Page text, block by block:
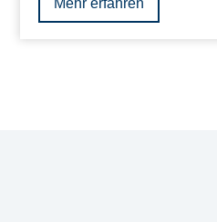
Mehr erfahren